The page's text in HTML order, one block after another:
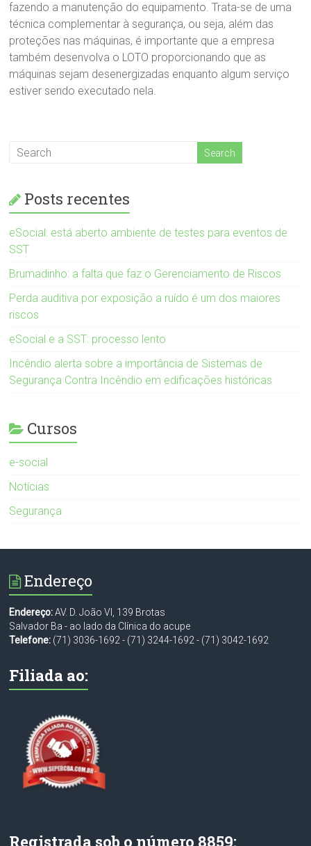
fazendo a manutenção do equipamento. Trata-se de uma
técnica complementar à segurança, ou seja, além das
proteções nas máquinas, é importante que a empresa
também desenvolva o LOTO proporcionando que as
máquinas sejam desenergizadas enquanto algum serviço
estiver sendo executado nela.
Posts recentes
eSocial: está aberto ambiente de testes para eventos de
SST
Brumadinho: a falta que faz o Gerenciamento de Riscos
Perda auditiva por exposição a ruído é um dos maiores
riscos
eSocial e a SST: processo lento
Incêndio alerta sobre a importância de Sistemas de
Segurança Contra Incêndio em edificações históricas
Cursos
e-social
Notícias
Segurança
Endereço
Endereço:AV. D. João VI, 139 Brotas
Salvador Ba - ao lado da Clínica do acupe
Telefone: (71) 3036-1692- (71) 3244-1692- (71) 3042-1692
Filiada ao:
Registrada sob o número 8859: